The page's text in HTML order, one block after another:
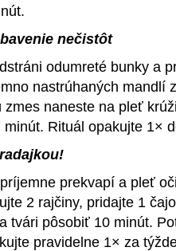
nečistôt
odumreté bunky a
nastrúhaných mandlí
naneste na pleť
Rituál opakujte 1×
prekvapí a pleť
2 rajčiny, pridajte 1
tvári pôsobiť 10 minút.
pravidelne 1× za